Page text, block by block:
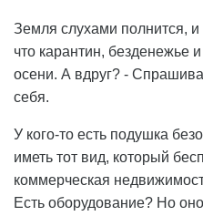
Земля слухами полнится,
что карантин, безденежье
осени. А вдруг? -
себя.
У кого-то есть подушка
иметь тот вид, который
коммерческая
Есть оборудование? Но